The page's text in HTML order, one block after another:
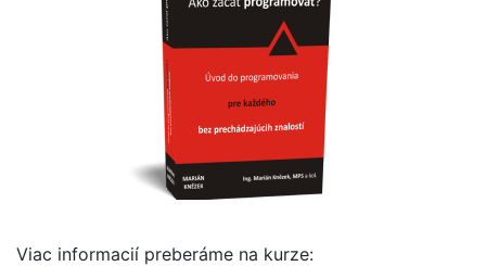
Viac informacií preberáme na kurze: